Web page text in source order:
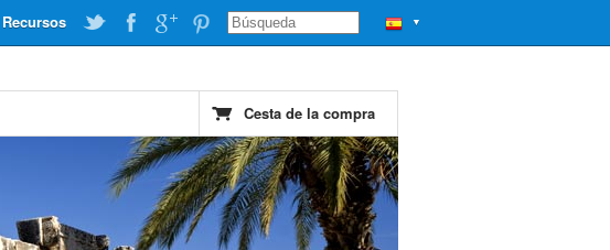
▼
Recursos
Cesta de la compra